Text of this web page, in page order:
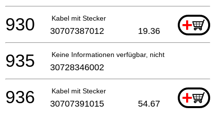
Kabel mit Stecker +
930 30707387012 19.36
Keine Informationen verfügbar, nicht bestellbar
935 30728346002
Kabel mit Stecker +
936 30707391015 54.67